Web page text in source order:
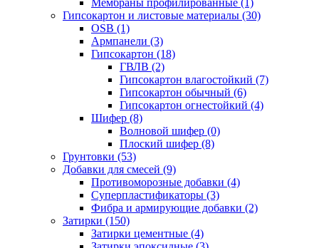
Мембраны профилированные (1)
Гипсокартон и листовые материалы (30)
OSB (1)
Армпанели (3)
Гипсокартон (18)
ГВЛВ (2)
Гипсокартон влагостойкий (7)
Гипсокартон обычный (6)
Гипсокартон огнестойкий (4)
Шифер (8)
Волновой шифер (0)
Плоский шифер (8)
Грунтовки (53)
Добавки для смесей (9)
Противоморозные добавки (4)
Суперпластификаторы (3)
Фибра и армирующие добавки (2)
Затирки (150)
Затирки цементные (4)